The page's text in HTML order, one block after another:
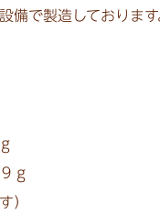
で製造しております
ｇ